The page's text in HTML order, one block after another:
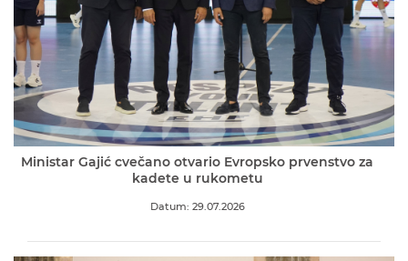
Ministar Gajić cvečano otvario Evropsko prvenstvo za
kadete u rukometu
Datum: 29.07.2026